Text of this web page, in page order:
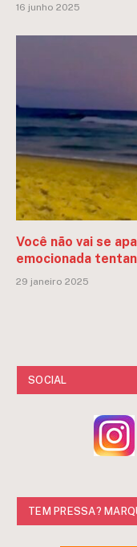
16 junho 2025
Você não vai se
emocionada
29 janeiro 2025
SOCIAL
TEM PRESSA?